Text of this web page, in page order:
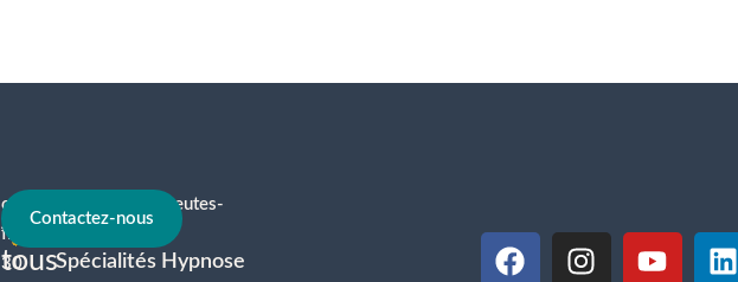
À
tous
contact@hypnotherapeutes-
france.com
30
Contactez-nous
Spécialités Hypnose